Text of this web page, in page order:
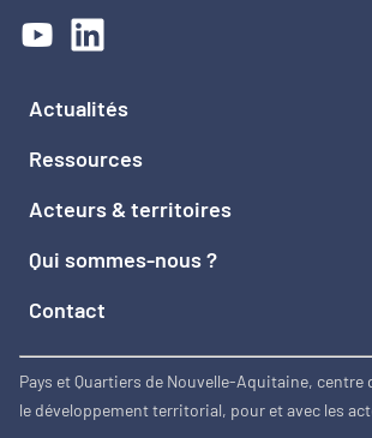
Actualités
Ressources
Acteurs & territoires
Qui sommes-nous ?
Contact
Pays et Quartiers de Nouvelle-Aquitaine, centre
le développement territorial, pour et avec les